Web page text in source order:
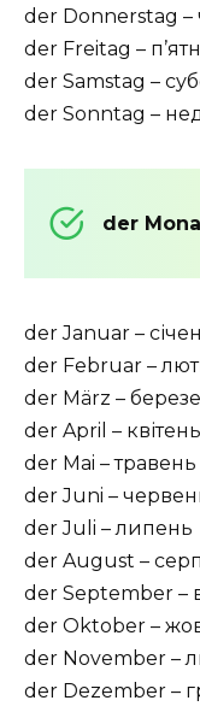
der Donnerstag –
der Freitag –
der Samstag –
der Sonntag –
der
der Januar –
der Februar –
der März –
der April – квітень
der Mai – травень
der Juni –
der Juli – липень
der August –
der September –
der Oktober –
der November –
der Dezember –